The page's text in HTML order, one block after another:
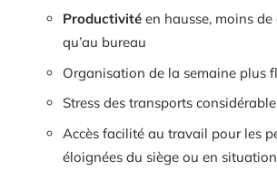
Productivité en hausse, moins
qu’au bureau
Organisation de la semaine plus
Stress des transports
Accès facilité au travail pour les
éloignées du siège ou en